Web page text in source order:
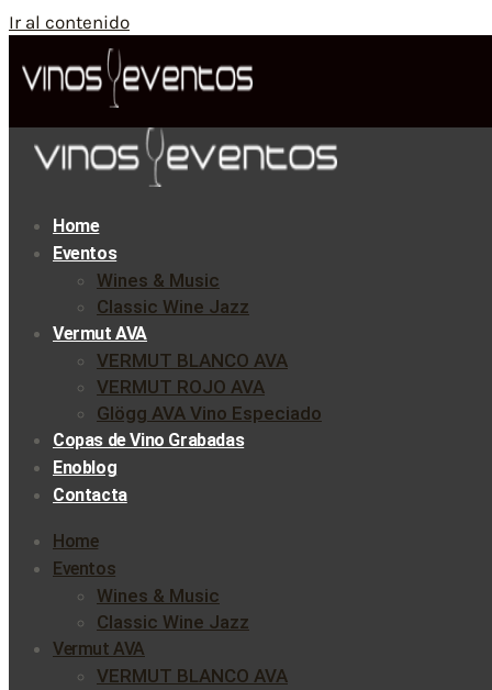
Ir al contenido
Home
Eventos
Wines & Music
Classic Wine Jazz
Vermut AVA
VERMUT BLANCO AVA
VERMUT ROJO AVA
Glögg AVA Vino Especiado
Copas de Vino Grabadas
Enoblog
Contacta
Home
Eventos
Wines & Music
Classic Wine Jazz
Vermut AVA
VERMUT BLANCO AVA